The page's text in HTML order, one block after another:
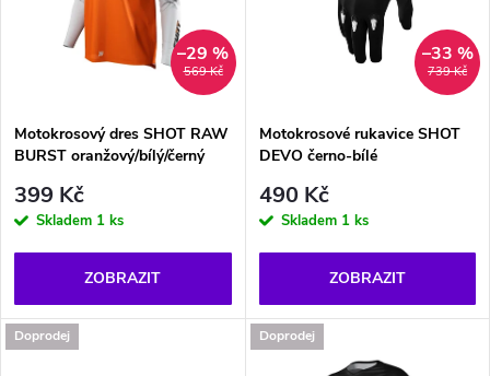
p
r
o
d
s
p
r
d
569 Kč
–29 %
Motokrosový dres SHOT RAW
BURST oranžový/bílý/černý
399 Kč
Skladem 1 ks
ZOBRAZIT
739 Kč
–33 %
Motokrosové rukavice SHOT
DEVO černo-bílé
490 Kč
Skladem 1 ks
ZOBRAZIT
Doprodej Doprodej